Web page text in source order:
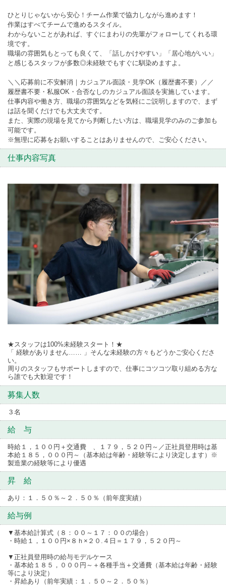
ひとりじゃないから安心！チーム作業で協力しながら進めます！
作業はすべてチームで進めるスタイル。
わからないことがあれば、すぐにまわりの先輩がフォローしてくれる環
境です。
職場の雰囲気もとっても良くて、「話しかけやすい」「居心地がいい」
と感じるスタッフが多数◎未経験でもすぐに馴染めますよ。
＼＼応募前に不安解消｜カジュアル面談・見学OK（履歴書不要）／／
履歴書不要・私服OK・合否なしのカジュアル面談を実施しています。
仕事内容や働き方、職場の雰囲気などを気軽にご説明しますので、まず
は話を聞くだけでも大丈夫です。
また、実際の現場を見てから判断したい方は、職場見学のみのご参加も
可能です。
※無理に応募をお願いすることはありませんので、ご安心ください。
仕事内容写真
★スタッフは100%未経験スタート！★
「 経験がありません…… 」そんな未経験の方々もどうかご安心くださ
い。
周りのスタッフもサポートしますので、仕事にコツコツ取り組める方な
ら誰でも大歓迎です！
募集人数
３名
給 与
時給１，１００円＋交通費 、１７９，５２０円～／正社員登用時は基
本給１８５，０００円～（基本給は年齢・経験等により決定します）※
製造業の経験等により優遇
昇 給
あり：１．５０％～２．５０％（前年度実績）
給与例
▼基本給計算式（８：００～１７：００の場合）
・時給１，１００円×８ｈ×２０.４日＝１７９，５２０円～
▼正社員登用時の給与モデルケース
・基本給１８５，０００円～＋各種手当＋交通費（基本給は年齢・経験
等により決定）
・昇給あり（前年実績：１．５０～２．５０％）